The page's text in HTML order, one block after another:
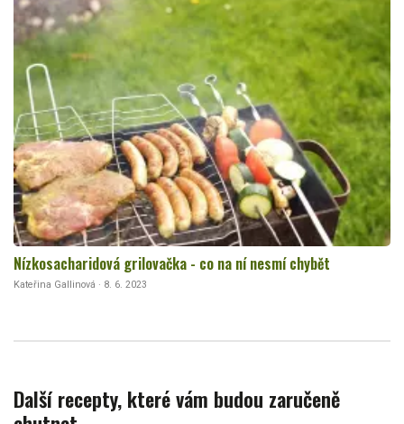
Nízkosacharidová grilovačka - co na ní nesmí chybět
Kateřina Gallinová · 8. 6. 2023
Další recepty, které vám budou zaručeně